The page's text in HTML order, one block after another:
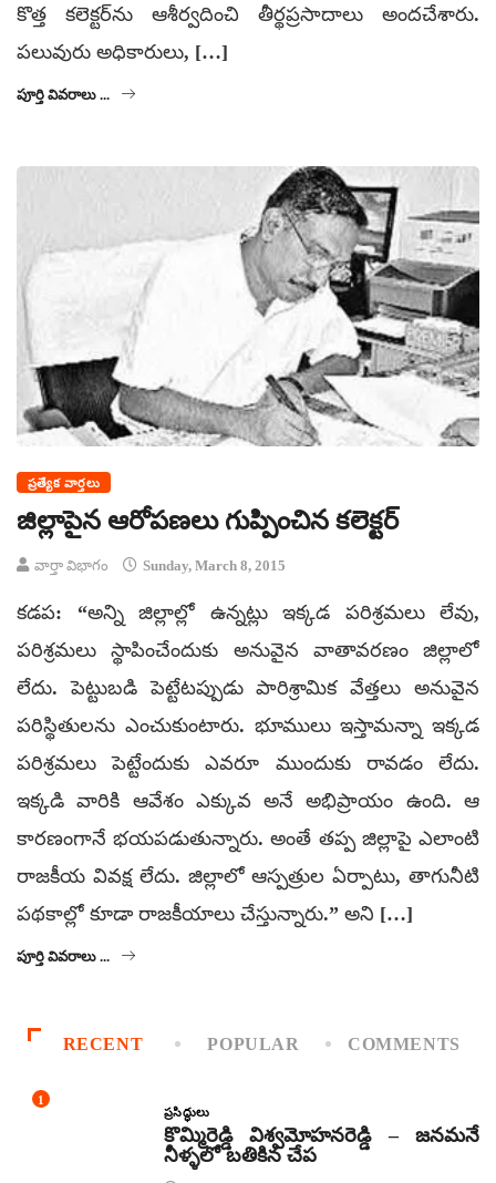
కొత్త కలెక్టర్‌ను ఆశీర్వదించి తీర్థప్రసాదాలు అందచేశారు.
పలువురు అధికారులు, […]
పూర్తి వివరాలు ...
ప్రత్యేక వార్తలు
జిల్లాపైన ఆరోపణలు గుప్పించిన కలెక్టర్
వార్తా విభాగం Sunday, March 8, 2015
కడప: “అన్ని జిల్లాల్లో ఉన్నట్లు ఇక్కడ పరిశ్రమలు లేవు,
పరిశ్రమలు స్థాపించేందుకు అనువైన వాతావరణం జిల్లాలో
లేదు. పెట్టుబడి పెట్టేటప్పుడు పారిశ్రామిక వేత్తలు అనువైన
పరిస్థితులను ఎంచుకుంటారు. భూములు ఇస్తామన్నా ఇక్కడ
పరిశ్రమలు పెట్టేందుకు ఎవరూ ముందుకు రావడం లేదు.
ఇక్కడి వారికి ఆవేశం ఎక్కువ అనే అభిప్రాయం ఉంది. ఆ
కారణంగానే భయపడుతున్నారు. అంతే తప్ప జిల్లాపై ఎలాంటి
రాజకీయ వివక్ష లేదు. జిల్లాలో ఆస్పత్రుల ఏర్పాటు, తాగునీటి
పథకాల్లో కూడా రాజకీయాలు చేస్తున్నారు.” అని […]
పూర్తి వివరాలు ...
RECENT POPULAR COMMENTS
1
ప్రసిద్ధులు
కొమ్మిరెడ్డి విశ్వమోహనరెడ్డి – జనమనే
నీళ్ళలో బతికిన చేప